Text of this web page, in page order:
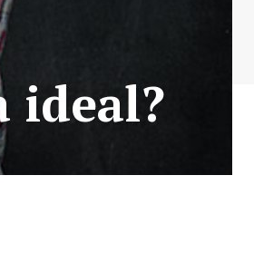
ideal?